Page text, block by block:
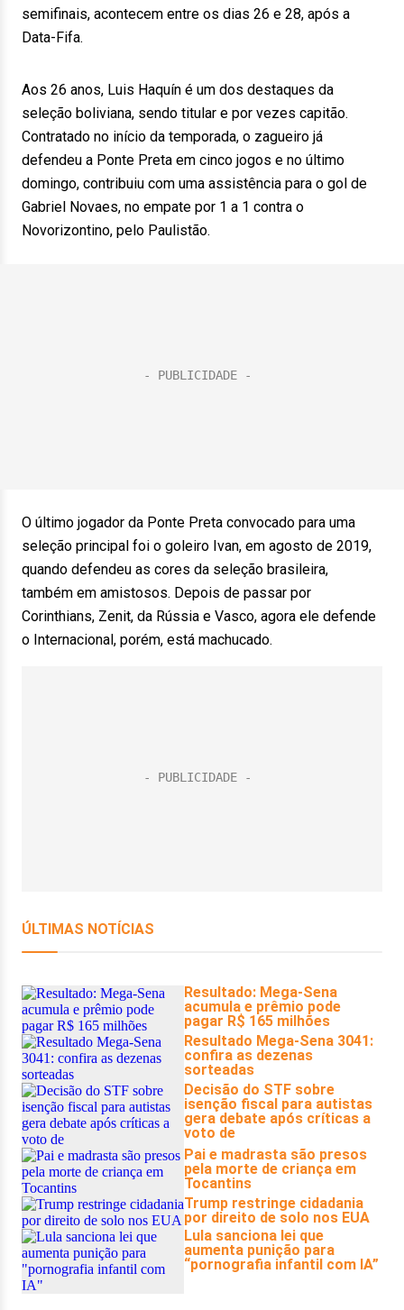
semifinais, acontecem entre os dias 26 e 28, após a
Data-Fifa.
Aos 26 anos, Luis Haquín é um dos destaques da
seleção boliviana, sendo titular e por vezes capitão.
Contratado no início da temporada, o zagueiro já
defendeu a Ponte Preta em cinco jogos e no último
domingo, contribuiu com uma assistência para o gol de
Gabriel Novaes, no empate por 1 a 1 contra o
Novorizontino, pelo Paulistão.
O último jogador da Ponte Preta convocado para uma
seleção principal foi o goleiro Ivan, em agosto de 2019,
quando defendeu as cores da seleção brasileira,
também em amistosos. Depois de passar por
Corinthians, Zenit, da Rússia e Vasco, agora ele defende
o Internacional, porém, está machucado.